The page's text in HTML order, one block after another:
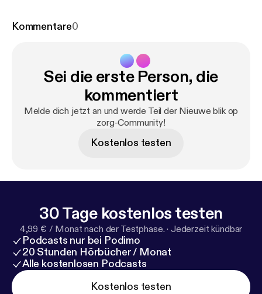
technologie helpen om dit proces effectiever én
augmented reality worden ingezet om patiënten te
motiveren, behandelingen te personaliseren en zorg
deels naar huis te verplaatsen. Ook bespreken we
het platform Uptimise, dat zorgaanbieders helpt bij
het vinden en inzetten van bewezen digitale
denkmeemet@vgz.nl [denkmeemet@vgz.nl].
Kommentare0
Sei die erste Person, die
kommentiert
Melde dich jetzt an und werde Teil der Nieuwe blik op
zorg-Community!
Kostenlos testen
30 Tage kostenlos testen
4,99 € / Monat nach der Testphase. · Jederzeit kündbar
Podcasts nur bei Podimo
20 Stunden Hörbücher / Monat
Alle kostenlosen Podcasts
Kostenlos testen